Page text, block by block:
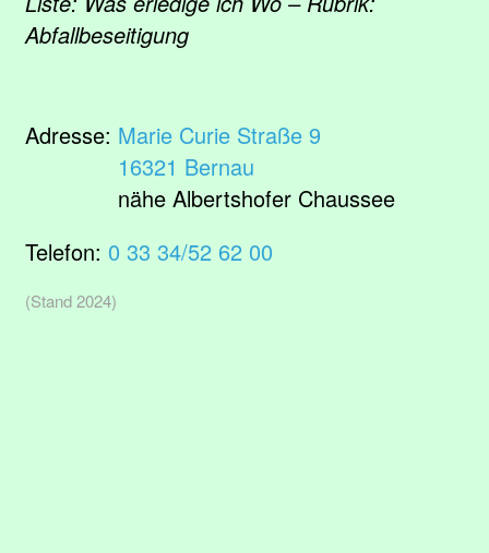
Abfallbeseitigung
Adresse: Marie Curie Straße 9
16321 Bernau
nähe Albertshofer Chaussee
Telefon: 0 33 34/52 62 00
(Stand 2024)